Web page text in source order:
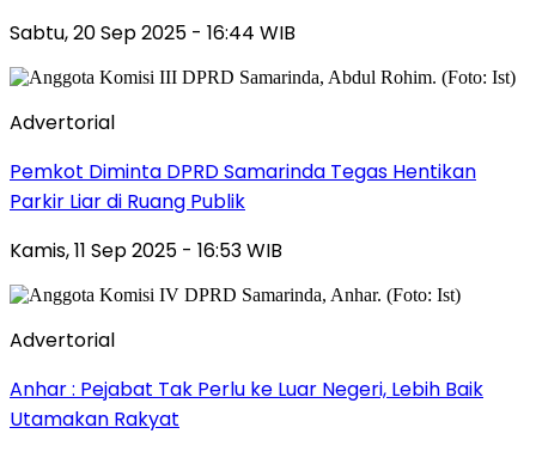
Sabtu, 20 Sep 2025 - 16:44 WIB
Advertorial
Pemkot Diminta DPRD Samarinda Tegas Hentikan
Parkir Liar di Ruang Publik
Kamis, 11 Sep 2025 - 16:53 WIB
Advertorial
Anhar : Pejabat Tak Perlu ke Luar Negeri, Lebih Baik
Utamakan Rakyat